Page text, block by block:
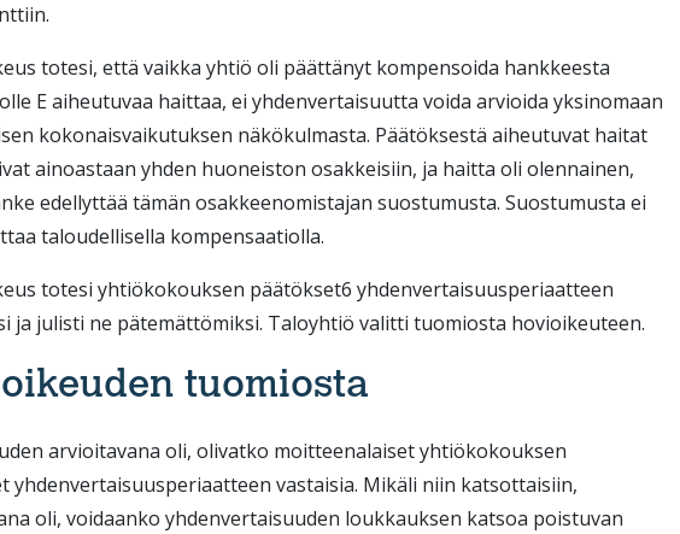
totesi, että vaikka yhtiö oli päättänyt kompensoida hankkeesta
E aiheutuvaa haittaa, ei yhdenvertaisuutta voida arvioida yksinomaan
kokonaisvaikutuksen näkökulmasta. Päätöksestä aiheutuvat haitat
ainoastaan yhden huoneiston osakkeisiin, ja haitta oli olennainen,
edellyttää tämän osakkeenomistajan suostumusta. Suostumusta ei
taloudellisella kompensaatiolla.
totesi yhtiökokouksen päätökset6 yhdenvertaisuusperiaatteen
ja julisti ne pätemättömiksi. Taloyhtiö valitti tuomiosta hovioikeuteen.
tuomiosta
arvioitavana oli, olivatko moitteenalaiset yhtiökokouksen
yhdenvertaisuusperiaatteen vastaisia. Mikäli niin katsottaisiin,
oli, voidaanko yhdenvertaisuuden loukkauksen katsoa poistuvan